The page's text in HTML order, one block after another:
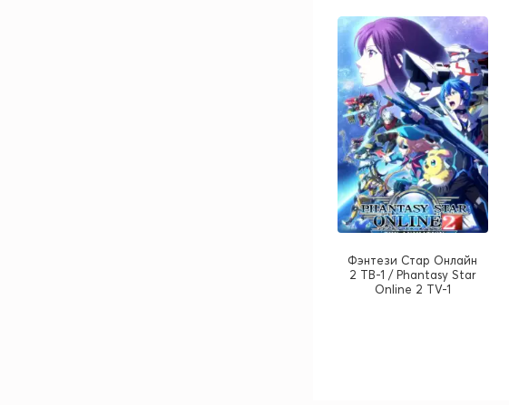
Фэнтези Стар Онлайн
2 ТВ-1 / Phantasy Star
Online 2 TV-1